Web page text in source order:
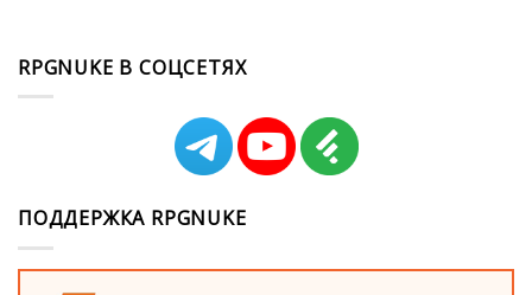
RPGNUKE В СОЦСЕТЯХ
ПОДДЕРЖКА RPGNUKE